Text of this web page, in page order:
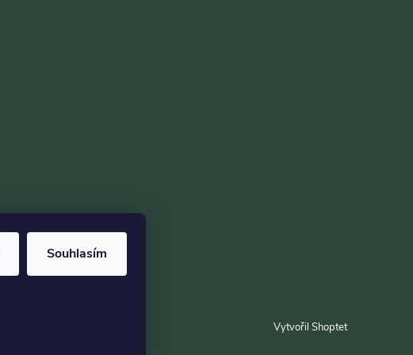
Souhlasím
Vytvořil Shoptet